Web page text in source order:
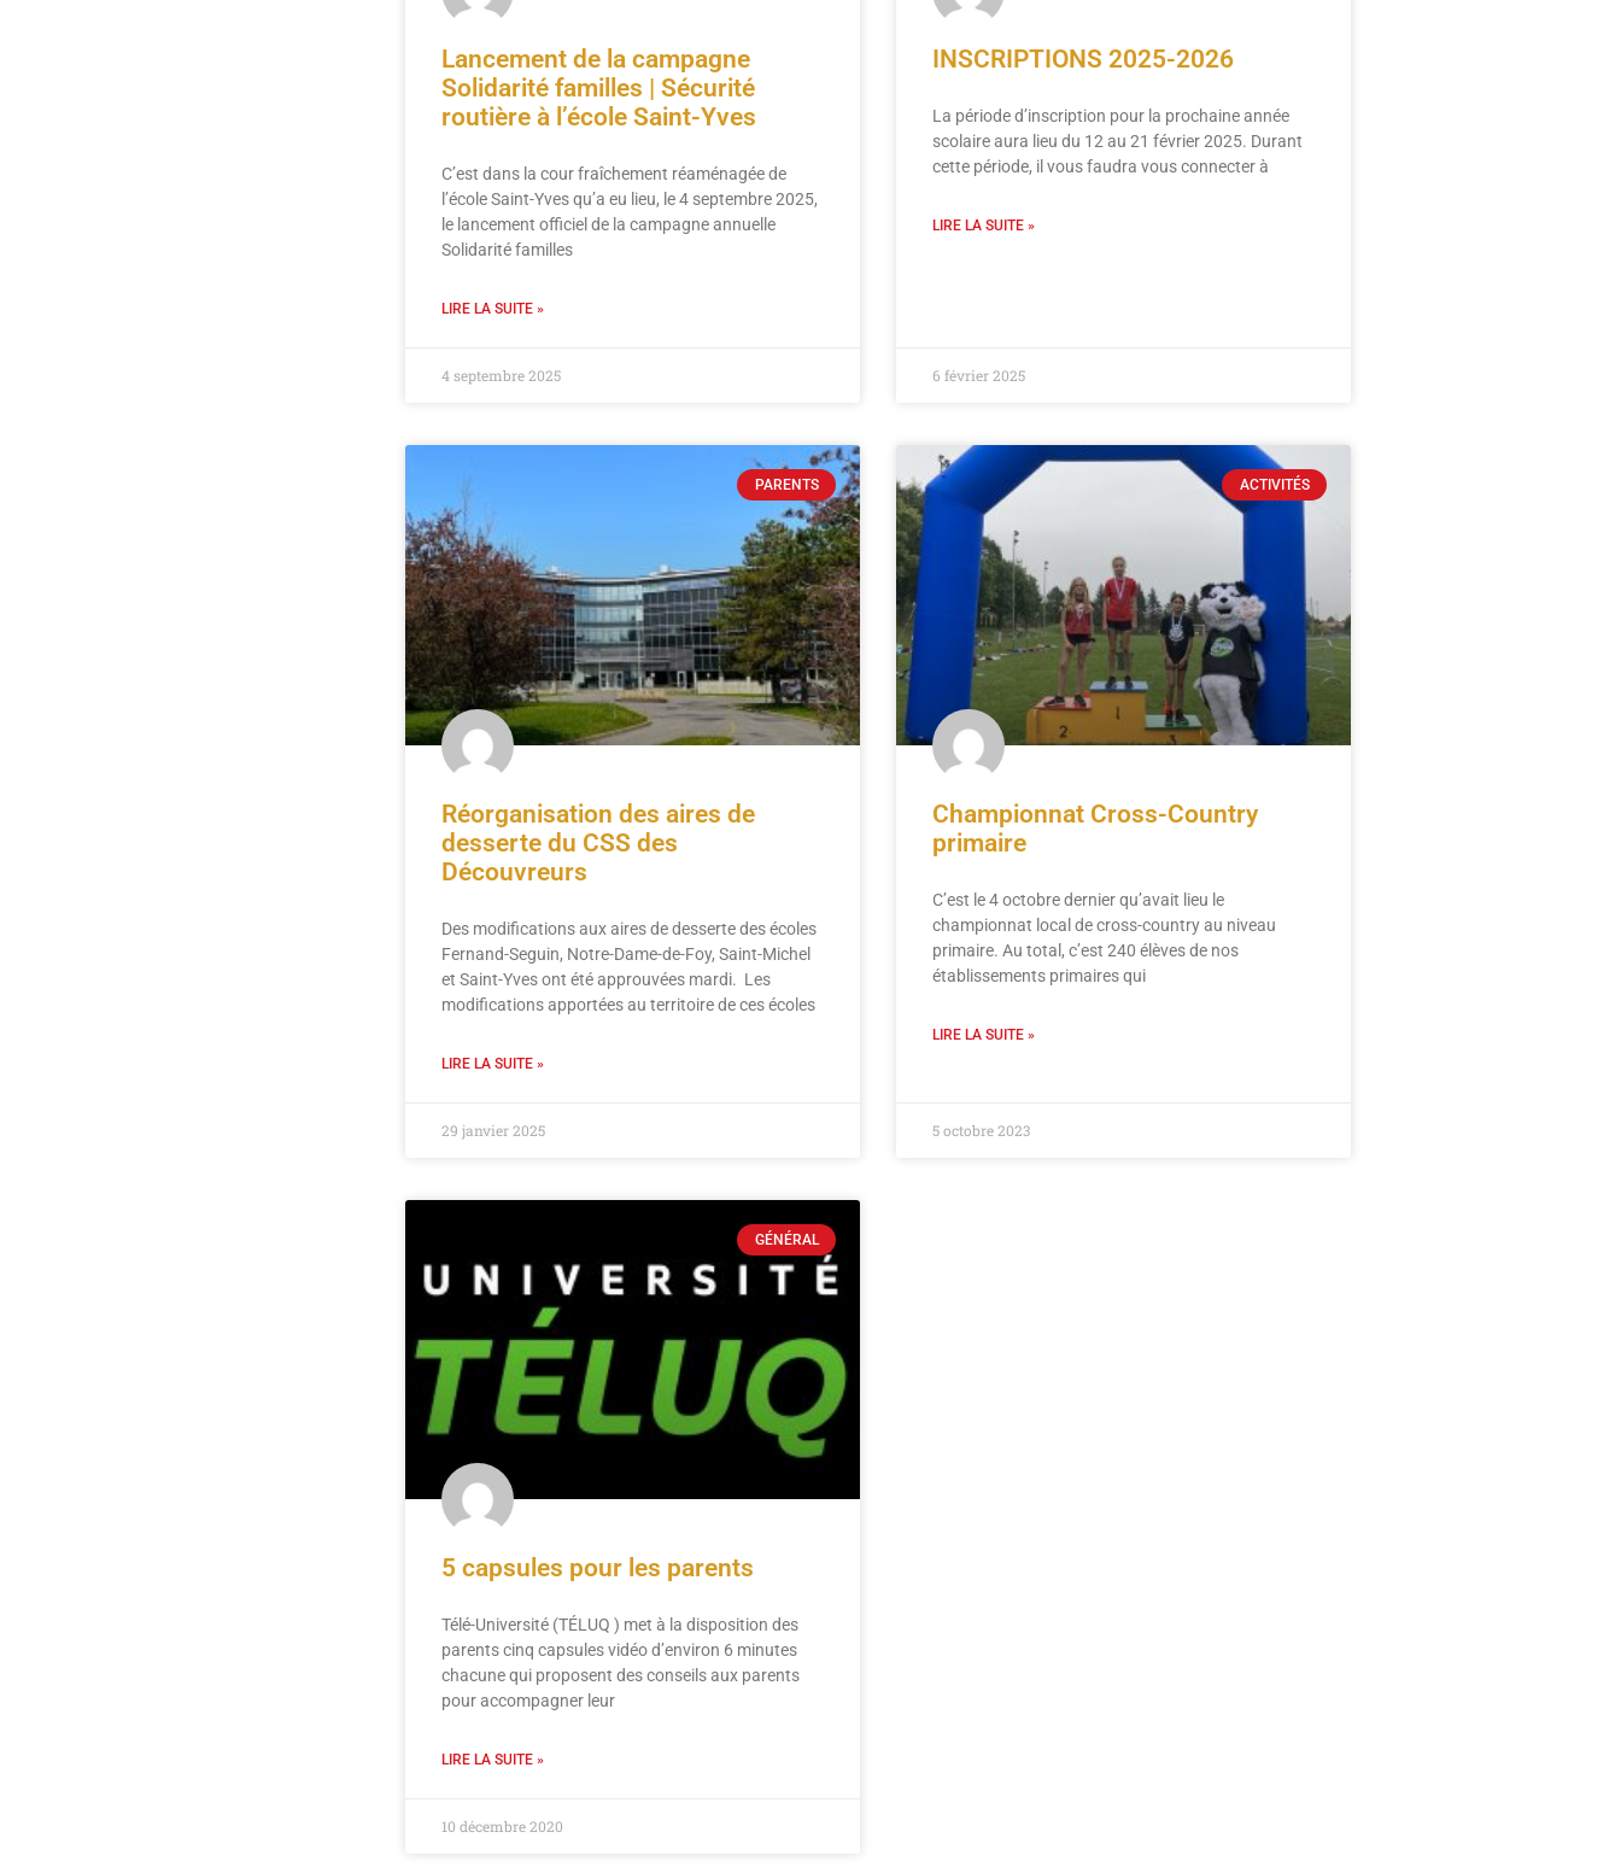
Lancement de la campagne
Solidarité familles | Sécurité
routière à l’école Saint-Yves
C’est dans la cour fraîchement réaménagée de
l’école Saint-Yves qu’a eu lieu, le 4 septembre 2025,
le lancement officiel de la campagne annuelle
Solidarité familles
LIRE LA SUITE »
4 septembre 2025
INSCRIPTIONS 2025-2026
La période d’inscription pour la prochaine année
scolaire aura lieu du 12 au 21 février 2025. Durant
cette période, il vous faudra vous connecter à
LIRE LA SUITE »
6 février 2025
PARENTS
Réorganisation des aires de
desserte du CSS des
Découvreurs
Des modifications aux aires de desserte des écoles
Fernand-Seguin, Notre-Dame-de-Foy, Saint-Michel
et Saint-Yves ont été approuvées mardi. Les
modifications apportées au territoire de ces écoles
LIRE LA SUITE »
29 janvier 2025
ACTIVITÉS
Championnat Cross-Country
primaire
C’est le 4 octobre dernier qu’avait lieu le
championnat local de cross-country au niveau
primaire. Au total, c’est 240 élèves de nos
établissements primaires qui
LIRE LA SUITE »
5 octobre 2023
GÉNÉRAL
5 capsules pour les parents
Télé-Université (TÉLUQ ) met à la disposition des
parents cinq capsules vidéo d’environ 6 minutes
chacune qui proposent des conseils aux parents
pour accompagner leur
LIRE LA SUITE »
10 décembre 2020